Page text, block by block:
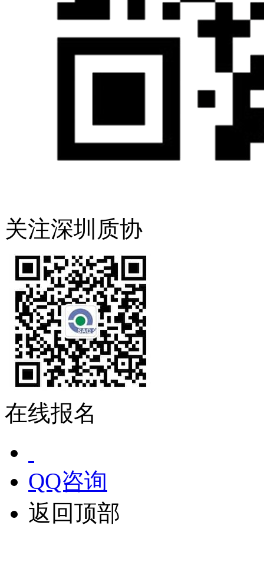
关注深圳质协
在线报名
QQ咨询
返回顶部